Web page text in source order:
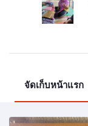
จัดเก็บหน้าแรก